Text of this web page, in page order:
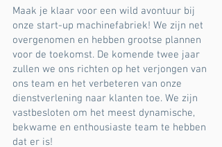
Maak je klaar voor een wild avontuur bij
onze start-up machinefabriek! We zijn net
overgenomen en hebben grootse plannen
voor de toekomst. De komende twee jaar
zullen we ons richten op het verjongen van
ons team en het verbeteren van onze
dienstverlening naar klanten toe. We zijn
vastbesloten om het meest dynamische,
bekwame en enthousiaste team te hebben
dat er is!